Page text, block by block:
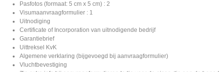
Pasfotos (formaat: 5 cm x 5 cm) : 2
Visumaanvraagformulier : 1
Uitnodiging
Certificate of Incorporation van uitnodigende bedrijf
Garantiebrief
Uittreksel KvK
Algemene verklaring (bijgevoegd bij aanvraagformulier)
Vluchtbevestiging